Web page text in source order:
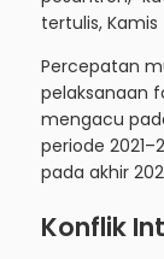
tertulis,
Percepatan
pelaksanaan
mengacu
periode
pada akhir
Konflik